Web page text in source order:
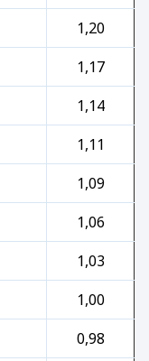
1,20
1,17
1,14
1,11
1,09
1,06
1,03
1,00
0,98